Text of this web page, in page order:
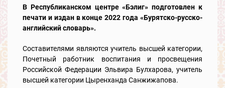
В Республиканском центре «Бэлиг» подготовлен к
печати и издан в конце 2022 года «Бурятско-русско-
английский словарь».
Составителями являются учитель высшей категории,
Почетный работник воспитания и просвещения
Российской Федерации Эльвира Булхарова, учитель
высшей категории Цыренханда Санжижапова.